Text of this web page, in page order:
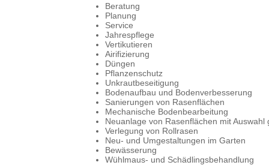
Beratung
Planung
Service
Jahrespflege
Vertikutieren
Airifizierung
Düngen
Pflanzenschutz
Unkrautbeseitigung
Bodenaufbau und Bodenverbesserung
Sanierungen von Rasenflächen
Mechanische Bodenbearbeitung
Neuanlage von Rasenflächen mit
Verlegung von Rollrasen
Neu- und Umgestaltungen im Garten
Bewässerung
Wühlmaus- und Schädlingsbehandlung